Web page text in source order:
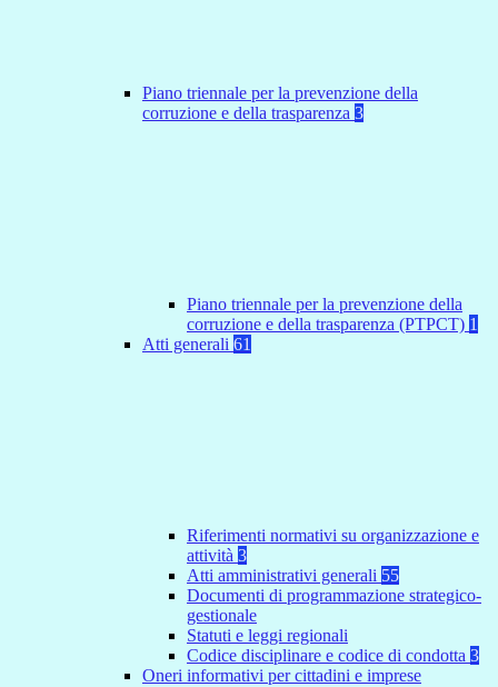
Piano triennale per la prevenzione della
corruzione e della trasparenza 3
Piano triennale per la prevenzione della
corruzione e della trasparenza (PTPCT) 1
Atti generali 61
Riferimenti normativi su organizzazione e
attività 3
Atti amministrativi generali 55
Documenti di programmazione strategico-
gestionale
Statuti e leggi regionali
Codice disciplinare e codice di condotta 3
Oneri informativi per cittadini e imprese